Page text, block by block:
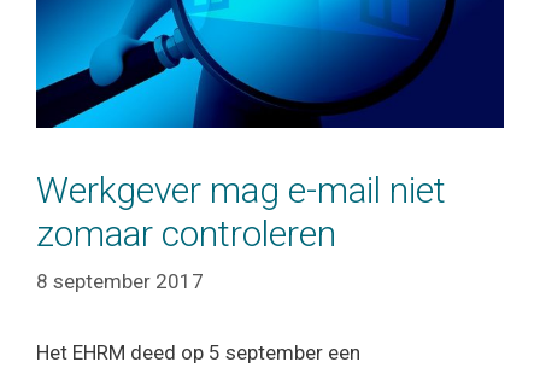
Werkgever mag e-mail niet
zomaar controleren
8 september 2017
Het EHRM deed op 5 september een